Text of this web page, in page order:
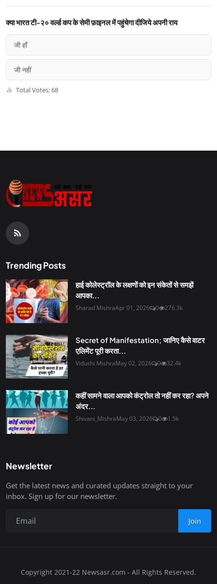
क्या भारत टी-२० वर्ल्ड कप के सेमी फ़ाइनल में पहुंचेगा दीजिये अपनी राय
जी हाँ
जी नहीं
Total Votes: 68
Trending Posts
हाई कोलेस्ट्रॉल के लक्षणों को इन संकेतों से समझें
आपका...
Sharad MishraApr 01, 2026 0 276.3k
Secret of Manifestation; जानिए कैसे वाटर
एलिमेंट पूरी करता...
Vidushi MishraMay 02, 2026 0 32.4k
कहीं सामने वाला आपको कंट्रोल तो नहीं कर रहा? अपने
अंदर...
Shivani_MishraMay 03, 2026 0 1.5k
Newsletter
Get the latest news and curated updates straight to your
inbox. Sign up for our newsletter.
Join
Copyright 2021-22 Newsasr.com - All Rights Reserved.